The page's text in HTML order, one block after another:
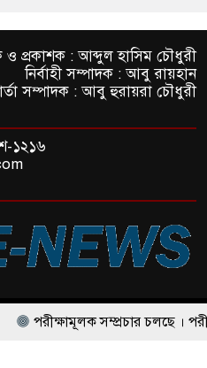
ও প্রকাশক : আব্দুল হাসিম চৌধুরী
নির্বাহী সম্পাদক : আবু রায়হান
সম্পাদক : আবু হুরায়রা চৌধুরী
১২১৬
© LaraE-News
পরীক্ষামূলক সম্প্রচার চলছে ।